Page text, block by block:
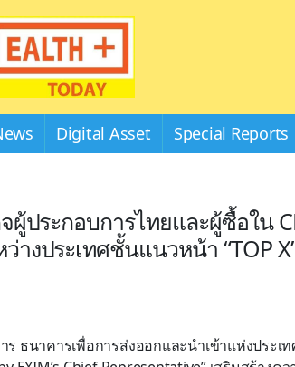
Digital Asset Special Reports
ผู้ประกอบการไทยและผู้ซื้อใน
างประเทศชั้นแนวหน้า “TOP
ธนาคารเพื่อการส่งออกและนำเข้าแห่งประเท